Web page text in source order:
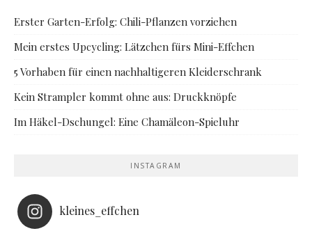
Erster Garten-Erfolg: Chili-Pflanzen vorziehen
Mein erstes Upcycling: Lätzchen fürs Mini-Effchen
5 Vorhaben für einen nachhaltigeren Kleiderschrank
Kein Strampler kommt ohne aus: Druckknöpfe
Im Häkel-Dschungel: Eine Chamäleon-Spieluhr
INSTAGRAM
kleines_effchen